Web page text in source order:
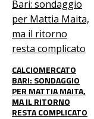
CALCIOMERCATO
BARI: SONDAGGIO
PER MATTIA MAITA,
MA IL RITORNO
RESTA COMPLICATO